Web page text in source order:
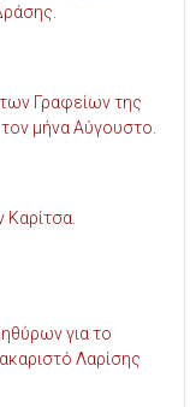
Γραφείων της
μήνα Αύγουστο.
για το
Λαρίσης